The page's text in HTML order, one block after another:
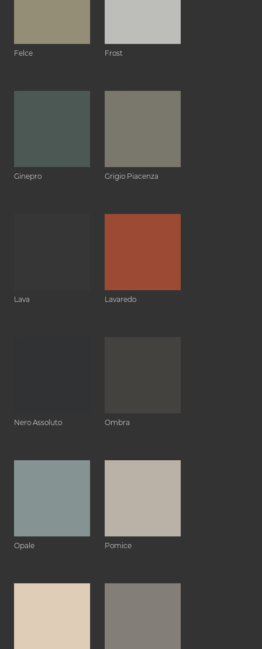
Felce Frost
Ginepro Grigio Piacenza
Lava Lavaredo
Nero Assoluto Ombra
Opale Pomice